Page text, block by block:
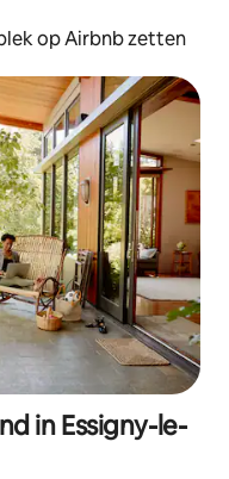
op Airbnb zetten
in Essigny-le-